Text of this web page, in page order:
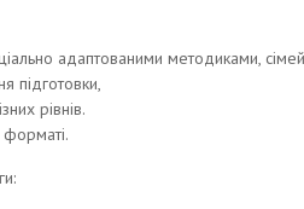
адаптованими методиками,
підготовки,
рівнів.